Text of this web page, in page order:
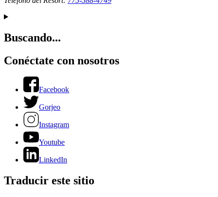
Buscando...
Conéctate con nosotros
Facebook
Gorjeo
Instagram
Youtube
LinkedIn
Traducir este sitio